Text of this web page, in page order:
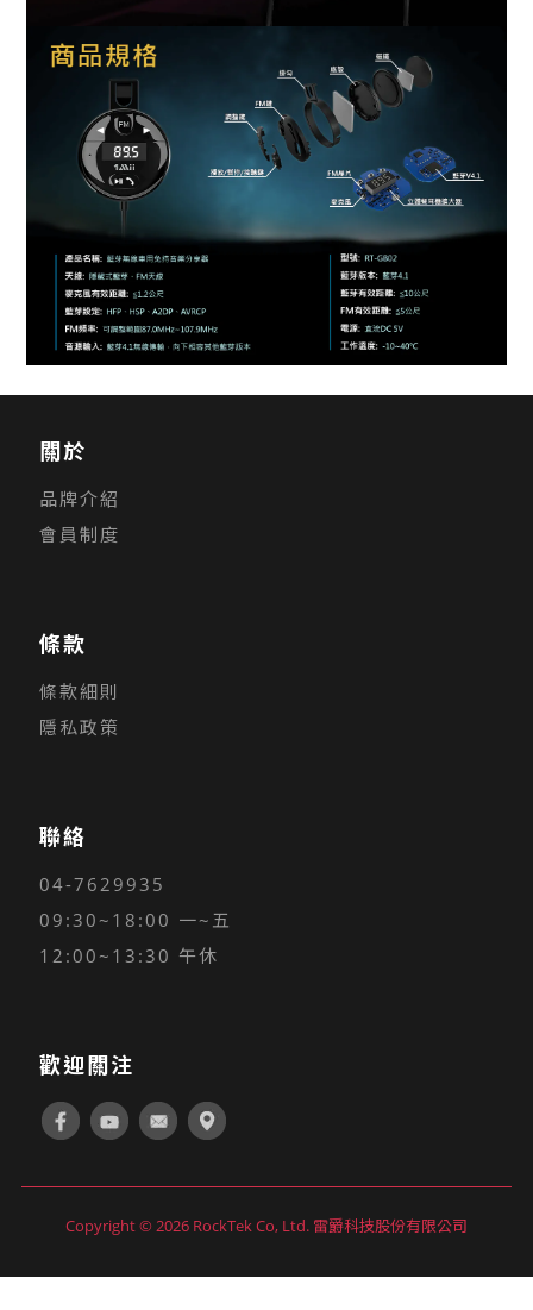
關於
品牌介紹
會員制度
條款
條款細則
隱私政策
聯絡
04-7629935
09:30~18:00 一~五
12:00~13:30 午休
歡迎關注
Copyright © 2026 RockTek Co, Ltd. 雷爵科技股份有限公司